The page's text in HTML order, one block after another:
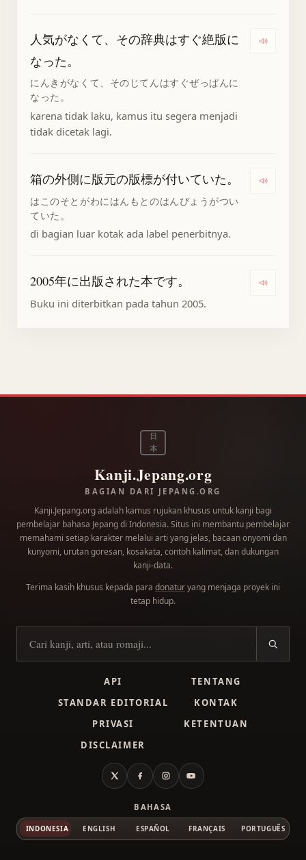
人気がなくて、その辞典はすぐ絶版に
なった。
にんきがなくて、そのじてんはすぐぜっぱんに
なった。
karena tidak laku, kamus itu segera menjadi
tidak dicetak lagi.
箱の外側に版元の版標が付いていた。
はこのそとがわにはんもとのはんぴょうがつい
ていた。
di bagian luar kotak ada label penerbitnya.
2005年に出版された本です。
Buku ini diterbitkan pada tahun 2005.
日
本
Kanji.Jepang.org
BAGIAN DARI JEPANG.ORG
Kanji.Jepang.org adalah kamus rujukan khusus untuk kanji bagi
pembelajar bahasa Jepang di Indonesia. Situs ini membantu pembelajar
memahami setiap karakter melalui arti yang jelas, bacaan onyomi dan
kunyomi, urutan goresan, kosakata, contoh kalimat, dan dukungan
kanji-data.
Terima kasih khusus kepada para donaturyang menjaga proyek ini
tetap hidup.
Cari kanji
API
TENTANG
STANDAR EDITORIAL
KONTAK
PRIVASI
KETENTUAN
DISCLAIMER
X FacebookInstagramYouTube
BAHASA
INDONESIA ENGLISH ESPAÑOL FRANÇAIS PORTUGUÊS